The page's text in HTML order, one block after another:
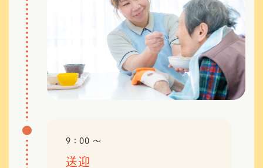
9：00 〜
送迎